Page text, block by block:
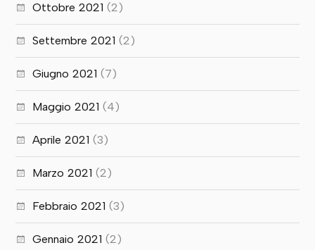
Ottobre 2021 (2)
Settembre 2021 (2)
Giugno 2021 (7)
Maggio 2021 (4)
Aprile 2021 (3)
Marzo 2021 (2)
Febbraio 2021 (3)
Gennaio 2021 (2)